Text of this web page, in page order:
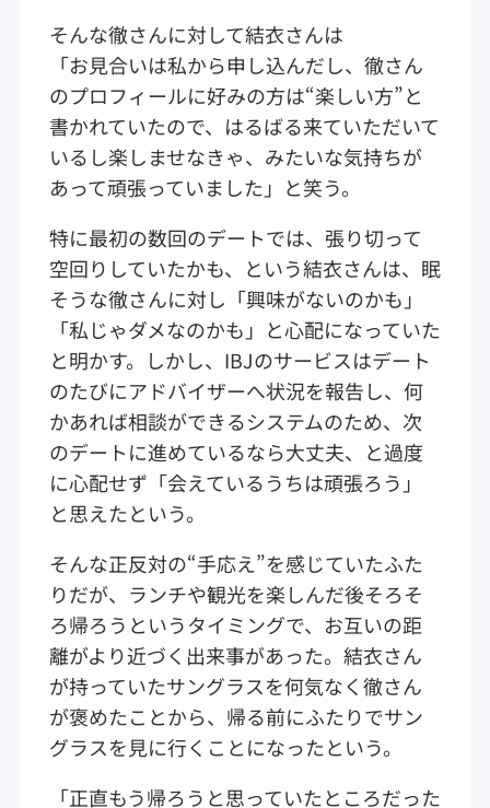
そんな徹さんに対して結衣さんは
「お見合いは私から申し込んだし、徹さん
のプロフィールに好みの方は“楽しい方”と
書かれていたので、はるばる来ていただいて
いるし楽しませなきゃ、みたいな気持ちが
あって頑張っていました」と笑う。
特に最初の数回のデートでは、張り切って
空回りしていたかも、という結衣さんは、眠
そうな徹さんに対し「興味がないのかも」
「私じゃダメなのかも」と心配になっていた
と明かす。しかし、IBJのサービスはデート
のたびにアドバイザーへ状況を報告し、何
かあれば相談ができるシステムのため、次
のデートに進めているなら大丈夫、と過度
に心配せず「会えているうちは頑張ろう」
と思えたという。
そんな正反対の“手応え”を感じていたふた
りだが、ランチや観光を楽しんだ後そろそ
ろ帰ろうというタイミングで、お互いの距
離がより近づく出来事があった。結衣さん
が持っていたサングラスを何気なく徹さん
が褒めたことから、帰る前にふたりでサン
グラスを見に行くことになったという。
「正直もう帰ろうと思っていたところだった